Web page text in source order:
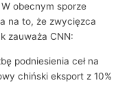
obecnym sporze
na to, że zwycięzca
zauważa CNN:
podniesienia ceł na
chiński eksport z 10%